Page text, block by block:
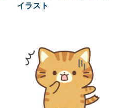
イラスト